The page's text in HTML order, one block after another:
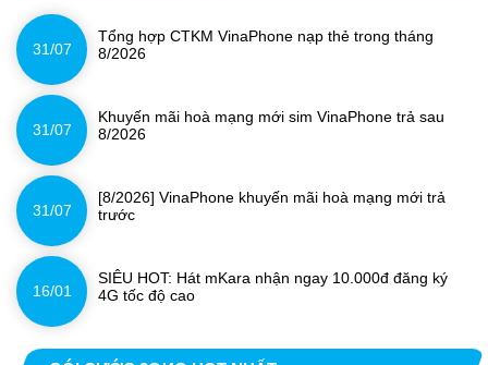
31/07
Tổng hợp CTKM VinaPhone nạp thẻ trong tháng
8/2026
31/07
Khuyến mãi hoà mạng mới sim VinaPhone trả sau
8/2026
31/07
[8/2026] VinaPhone khuyến mãi hoà mạng mới trả
trước
16/01
SIÊU HOT: Hát mKara nhận ngay 10.000đ đăng ký
4G tốc độ cao